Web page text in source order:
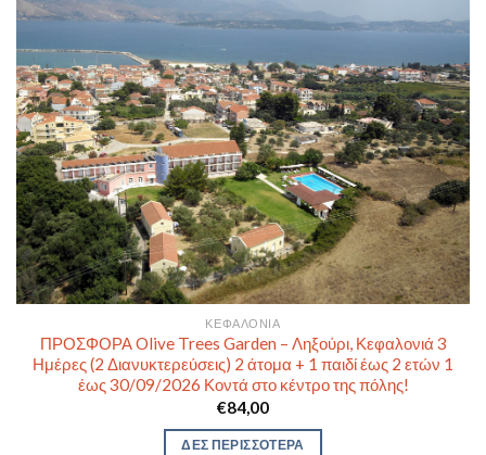
ΚΕΦΑΛΟΝΙΆ
ΠΡΟΣΦΟΡΑ Olive Trees Garden – Ληξούρι, Κεφαλονιά 3
Ημέρες (2 Διανυκτερεύσεις) 2 άτομα + 1 παιδί έως 2 ετών 1
έως 30/09/2026 Κοντά στο κέντρο της πόλης!
€84,00
ΔΕΣ ΠΕΡΙΣΣΟΤΕΡΑ